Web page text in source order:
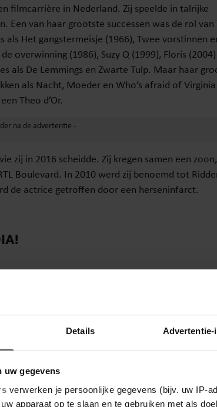
Details
uw gegevens
verwerken je persoonlijke gegevens (bijv. uw IP-
apparaat op te slaan en te gebruiken met als
filmcarrière in Nederland. Zij speelde in talrijke
Een van haar grootste successen was de rol van
als Het gangstermeisje (1966), Twee vorstinnen
overwinning (1986), Suzy Q (1999), Floris
als De Lemmings en Zwarte Tulp. Maar haar
als Nacht, Moeder en Who’s afraid of
Theo d’Or.
zij in 2016 scheidde. Zij kregen samen een
Boulevard. In 2010 werd zij benoemd tot
de actrice getroffen door een herseninfarct.